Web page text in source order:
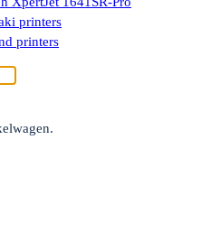
printers
printers